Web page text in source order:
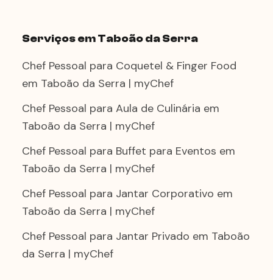
Serviços em Taboão da Serra
Chef Pessoal para Coquetel & Finger Food
em Taboão da Serra | myChef
Chef Pessoal para Aula de Culinária em
Taboão da Serra | myChef
Chef Pessoal para Buffet para Eventos em
Taboão da Serra | myChef
Chef Pessoal para Jantar Corporativo em
Taboão da Serra | myChef
Chef Pessoal para Jantar Privado em Taboão
da Serra | myChef